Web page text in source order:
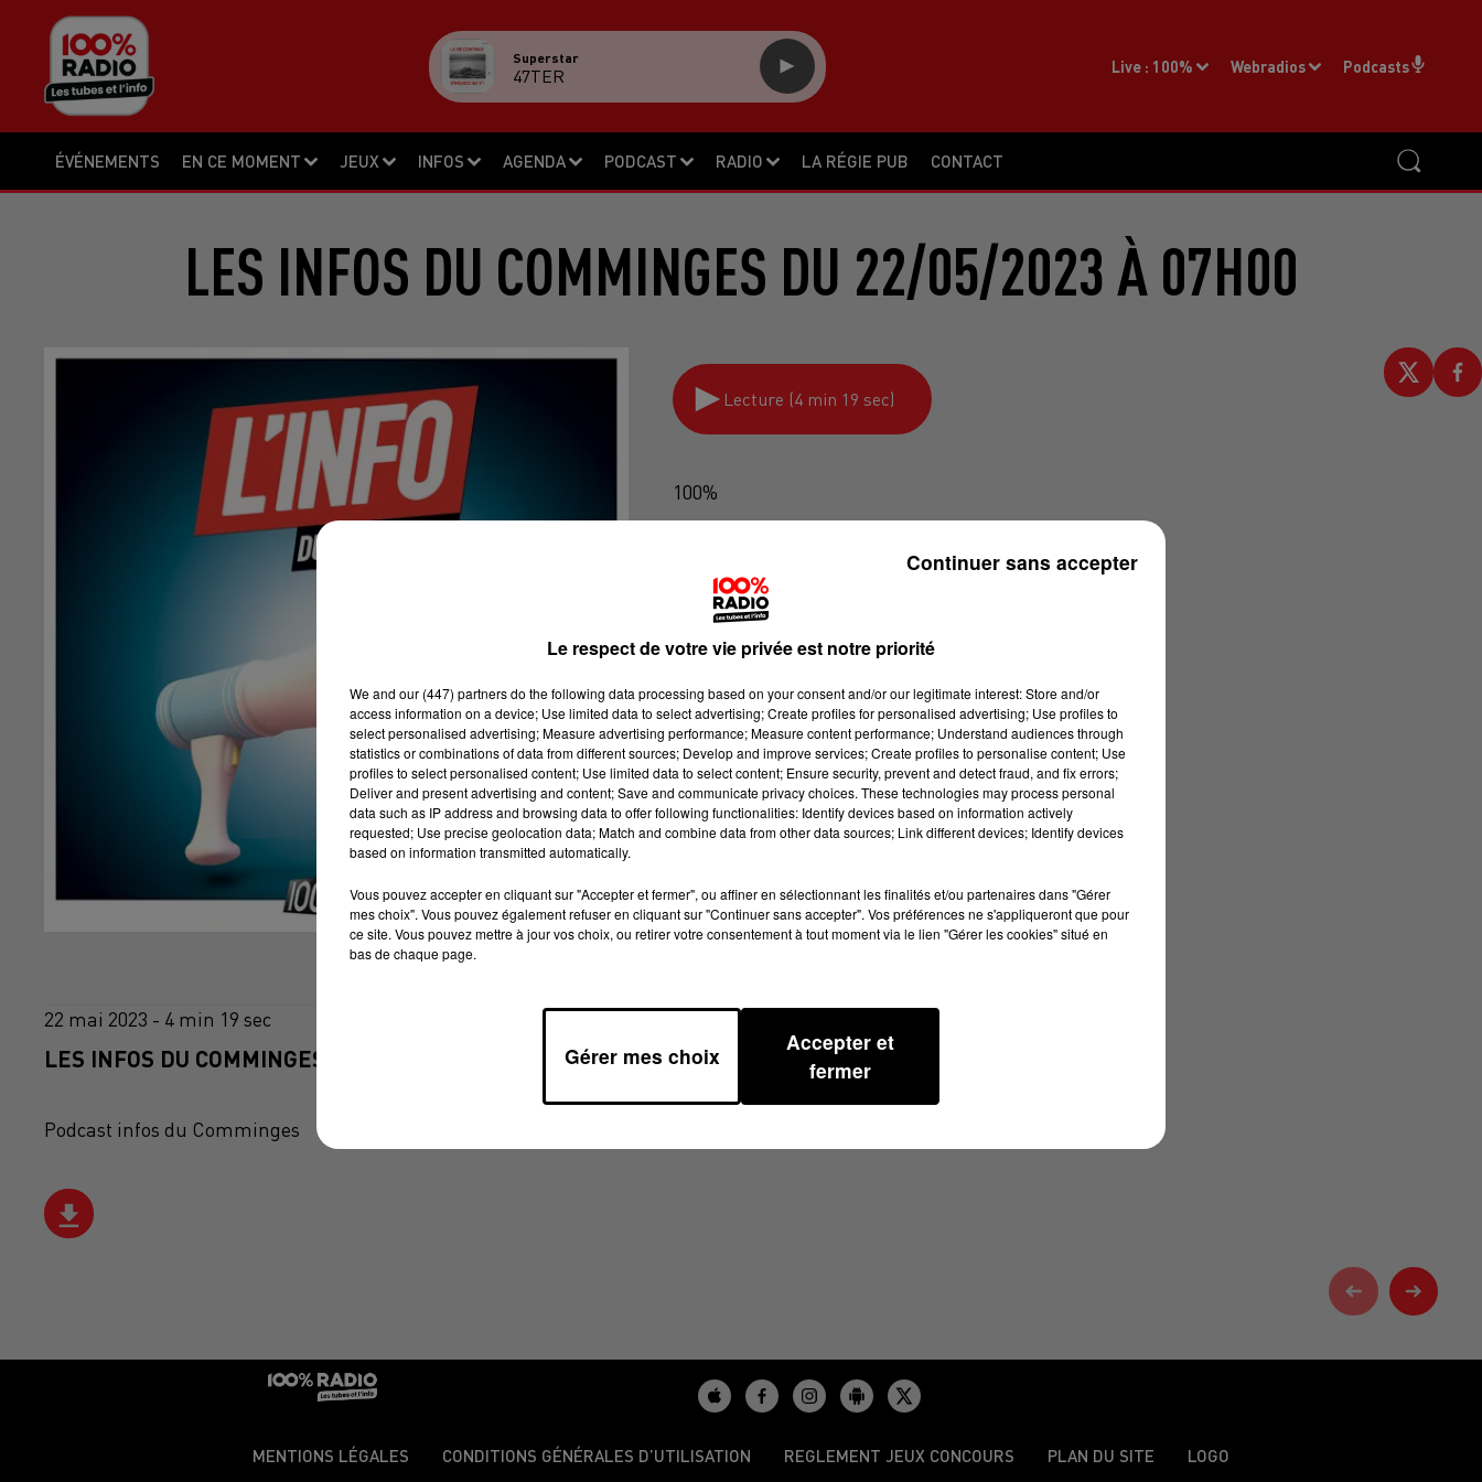
ÉVÉNEMENTS EN CE MOMENT JEUX INFOS AGENDA PODCAST RADIO LA RÉGIE PUB CONTACT
Live : 100% Webradios Podcasts
Superstar
47TER
LES INFOS DU COMMINGES DU 22/05/2023 À 07H00
Lecture (4 min 19 sec)
100%
22 mai 2023 - 4 min 19 sec
LES INFOS DU COMMINGES DU 22/05/2023 À 07H00
Podcast infos du Comminges
MENTIONS LÉGALES CONDITIONS GÉNÉRALES D’UTILISATION REGLEMENT JEUX CONCOURS PLAN DU SITE LOGO
Le respect de votre vie privée est notre priorité
We and our (447) partnersdo the following data processing based on your consent and/or our legitimate interest: Store and/or
access information on a device; Use limited data to select advertising; Create profiles for personalised advertising; Use profiles to
select personalised advertising; Measure advertising performance; Measure content performance; Understand audiences through
statistics or combinations of data from different sources; Develop and improve services; Create profiles to personalise content; Use
profiles to select personalised content; Use limited data to select content; Ensure security, prevent and detect fraud, and fix errors;
Deliver and present advertising and content; Save and communicate privacy choices. These technologies may process personal
data such as IP address and browsing data to offer following functionalities: Identify devices based on information actively
requested; Use precise geolocation data; Match and combine data from other data sources; Link different devices; Identify devices
based on information transmitted automatically.
Vous pouvez accepter en cliquant sur "Accepter et fermer", ou affiner en sélectionnant les finalités et/ou partenaires dans "Gérer
mes choix". Vous pouvez également refuser en cliquant sur "Continuer sans accepter". Vos préférences ne s'appliqueront que pour
ce site. Vous pouvez mettre à jour vos choix, ou retirer votre consentement à tout moment via le lien "Gérer les cookies" situé en
bas de chaque page.
Gérer mes choix
Accepter et
fermer
Continuer sans accepter